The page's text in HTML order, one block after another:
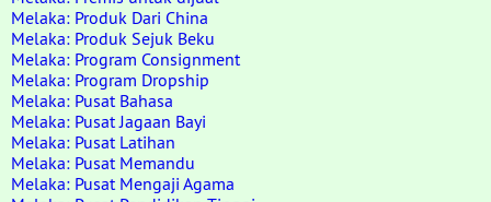
Melaka: Produk Dari China
Melaka: Produk Sejuk Beku
Melaka: Program Consignment
Melaka: Program Dropship
Melaka: Pusat Bahasa
Melaka: Pusat Jagaan Bayi
Melaka: Pusat Latihan
Melaka: Pusat Memandu
Melaka: Pusat Mengaji Agama